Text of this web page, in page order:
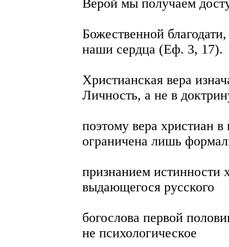
Верой мы получаем
Божественной
наши сердца (Еф. 3, 17).
Христианская вера
Личность, а не в
поэтому вера христиан
ограничена лишь
признанием истинности
выдающегося русского
богослова первой
не психологическое